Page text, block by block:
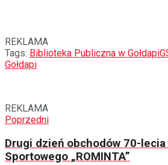
REKLAMA
Tags: Biblioteka Publiczna w Gołdapi
Gołdapi
REKLAMA
Poprzedni
Drugi dzień obchodów 70-
Sportowego „ROMINTA”